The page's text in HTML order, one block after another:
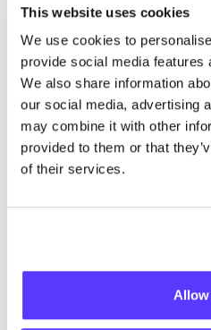
This website uses cookies
We use cookies to
provide social media features
We also share information
our social media, advertising
may combine it with other
provided to them or that
of their services.
Allow